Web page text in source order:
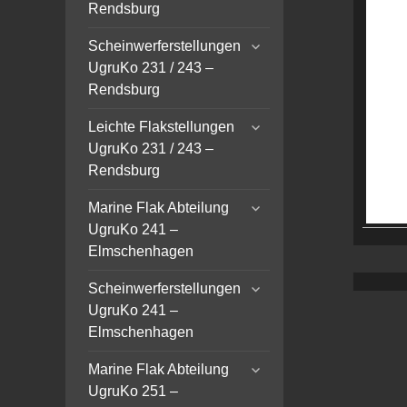
Rendsburg
Scheinwerferstellungen
UgruKo 231 / 243 –
Rendsburg
expand
Leichte Flakstellungen
UgruKo 231 / 243 –
Rendsburg
expand
Marine Flak Abteilung
UgruKo 241 –
Elmschenhagen
expand
Scheinwerferstellungen
UgruKo 241 –
Elmschenhagen
expand
Marine Flak Abteilung
UgruKo 251 –
expand